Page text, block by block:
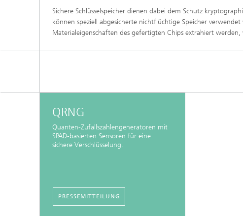
Sichere Schlüsselspeicher dienen dabei dem Schutz
können speziell abgesicherte nichtflüchtige Speicher
Materialeigenschaften des gefertigten Chips extrahiert werden,
QRNG
Quanten-Zufallszahlengeneratoren mit
SPAD-basierten Sensoren für eine
sichere Verschlüsselung.
PRESSEMITTEILUNG